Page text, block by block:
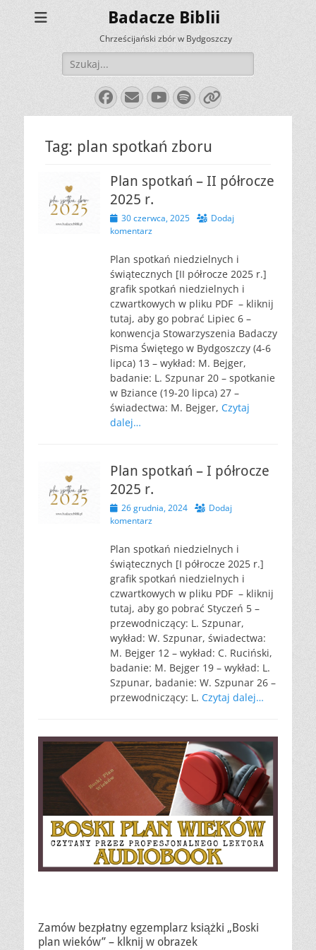
Badacze Biblii
Chrześcijański zbór w Bydgoszczy
Szukaj:
Facebook
E-
mail
YouTube
Spotify
Link
Tag: plan spotkań zboru
Plan spotkań – II półrocze
2025 r.
Opublikowano
30 czerwca, 2025
Dodaj
komentarz
Plan spotkań niedzielnych i
świątecznych [II półrocze 2025 r.]
grafik spotkań niedzielnych i
czwartkowych w pliku PDF – kliknij
tutaj, aby go pobrać Lipiec 6 –
konwencja Stowarzyszenia Badaczy
Pisma Świętego w Bydgoszczy (4-6
lipca) 13 – wykład: M. Bejger,
badanie: L. Szpunar 20 – spotkanie
w Bziance (19-20 lipca) 27 –
świadectwa: M. Bejger, Czytaj
dalej…
Plan spotkań – I półrocze
2025 r.
Opublikowano
26 grudnia, 2024
Dodaj
komentarz
Plan spotkań niedzielnych i
świątecznych [I półrocze 2025 r.]
grafik spotkań niedzielnych i
czwartkowych w pliku PDF – kliknij
tutaj, aby go pobrać Styczeń 5 –
przewodniczący: L. Szpunar,
wykład: W. Szpunar, świadectwa:
M. Bejger 12 – wykład: C. Ruciński,
badanie: M. Bejger 19 – wykład: L.
Szpunar, badanie: W. Szpunar 26 –
przewodniczący: L. Czytaj dalej…
Zamów bezpłatny egzemplarz książki „Boski
plan wieków” – klknij w obrazek